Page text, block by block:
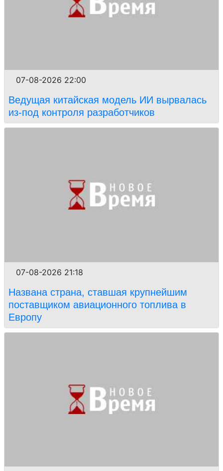
07-08-2026 22:00
Ведущая китайская модель ИИ вырвалась
из-под контроля разработчиков
07-08-2026 21:18
Названа страна, ставшая крупнейшим
поставщиком авиационного топлива в
Европу